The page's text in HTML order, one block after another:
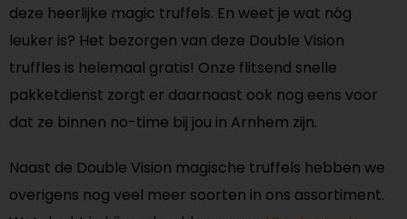
deze heerlijke magic truffels. En weet je wat nóg
leuker is? Het bezorgen van deze Double Vision
truffles is helemaal gratis! Onze flitsend snelle
pakketdienst zorgt er daarnaast ook nog eens voor
dat ze binnen no-time bij jou in Arnhem zijn.
Naast de Double Vision magische truffels hebben we
overigens nog veel meer soorten in ons assortiment.